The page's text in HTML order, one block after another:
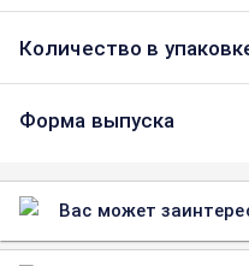
Количество в
Форма выпуска
Вас может